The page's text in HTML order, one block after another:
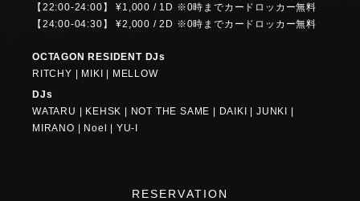
【22:00-24:00】 ¥1,000 / 1D ※0時までカードロッカー無料
【24:00-04:30】 ¥2,000 / 2D ※0時までカードロッカー無料
OCTAGON RESIDENT DJs
RITCHY | MIKI | MELLOW
DJs
WATARU | KEHSK | NOT THE SAME | DAIKI | JUNKI |
MIRANO | Noel | YU-I
RESERVATION